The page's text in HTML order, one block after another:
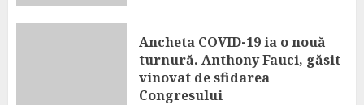
Ancheta COVID-19 ia o nouă
turnură. Anthony Fauci, găsit
vinovat de sfidarea
Congresului